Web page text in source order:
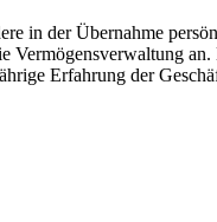
in der Übernahme
Vermögensverwaltung
Erfahrung der